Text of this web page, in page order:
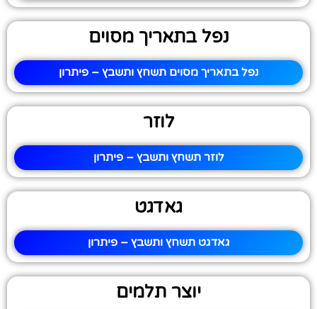
נפל בתאריך מסוים
נפל בתאריך מסוים תשחץ ותשבץ – פיתרון
לוזר
לוזר תשחץ ותשבץ – פיתרון
גאדגט
גאדגט תשחץ ותשבץ – פיתרון
יוצר תלמים